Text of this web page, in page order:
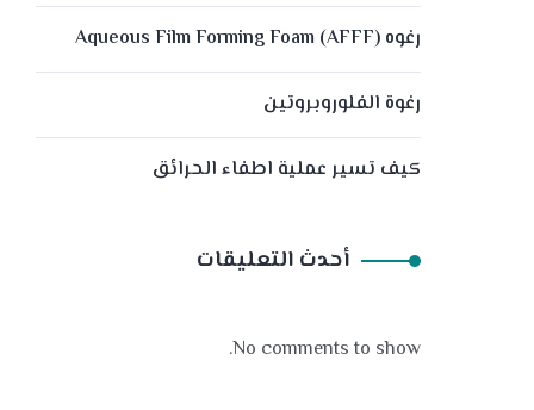
رغوه (Aqueous Film Forming Foam (AFFF
رغوة الفلوروبروتين
كيف تسير عملية اطفاء الحرائق
أحدث التعليقات
No comments to show.